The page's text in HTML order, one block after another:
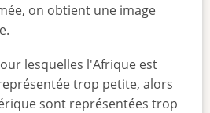
on obtient une image
lesquelles l'Afrique est
trop petite, alors
sont représentées trop